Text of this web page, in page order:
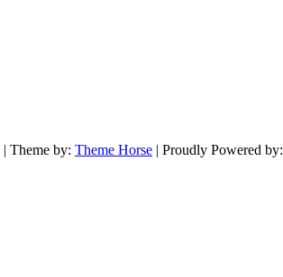
| Theme by: Theme Horse | Proudly Powered by: